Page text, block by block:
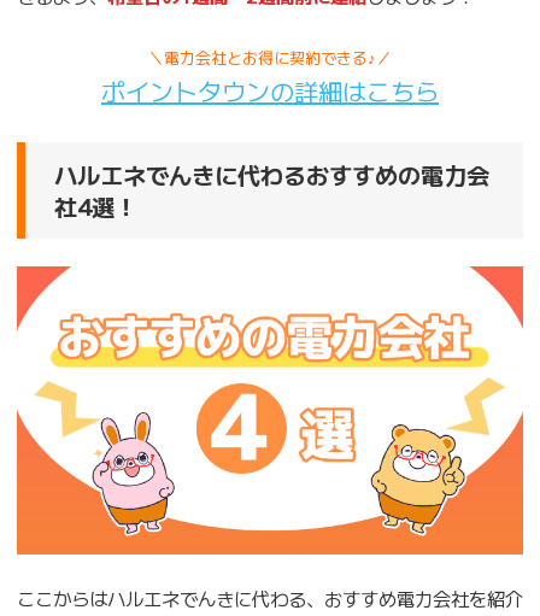
＼電力会社とお得に契約できる♪／
ポイントタウンの詳細はこちら
ハルエネでんきに代わるおすすめの電力会
社4選！
ここからはハルエネでんきに代わる、おすすめ電力会社を紹介